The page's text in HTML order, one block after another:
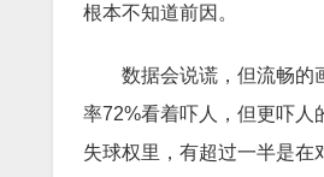
根本不知道前因。
数据会说谎，但流畅的
率72%看着吓人，但更吓人
失球权里，有超过一半是在